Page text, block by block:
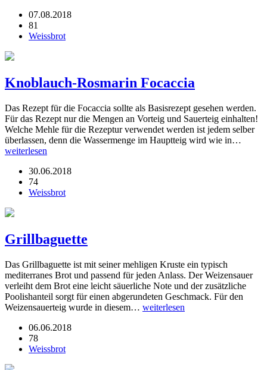
07.08.2018
81
Weissbrot
Knoblauch-Rosmarin Focaccia
Das Rezept für die Focaccia sollte als Basisrezept gesehen werden.
Für das Rezept nur die Mengen an Vorteig und Sauerteig einhalten!
Welche Mehle für die Rezeptur verwendet werden ist jedem selber
überlassen, denn die Wassermenge im Hauptteig wird wie in…
weiterlesen
30.06.2018
74
Weissbrot
Grillbaguette
Das Grillbaguette ist mit seiner mehligen Kruste ein typisch
mediterranes Brot und passend für jeden Anlass. Der Weizensauer
verleiht dem Brot eine leicht säuerliche Note und der zusätzliche
Poolishanteil sorgt für einen abgerundeten Geschmack. Für den
Weizensauerteig wurde in diesem… weiterlesen
06.06.2018
78
Weissbrot